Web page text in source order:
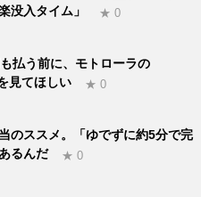
没入タイム」
★ 0
払う前に、モトローラの
見てほしい
★ 0
のススメ。「ゆでずに約5分で完
るんだ
★ 0